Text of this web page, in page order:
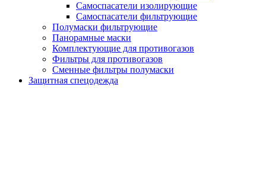
Самоспасатели изолирующие
Самоспасатели фильтрующие
Полумаски фильтрующие
Панорамные маски
Комплектующие для противогазов
Фильтры для противогазов
Сменные фильтры полумаски
Защитная спецодежда